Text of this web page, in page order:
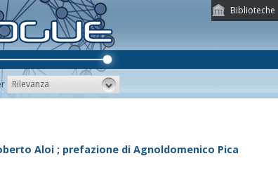
Biblioteche
Rilevanza
Aloi ; prefazione di Agnoldomenico Pica